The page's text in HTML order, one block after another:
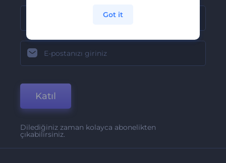
Katıl
Dilediğiniz zaman kolayca abonelikten
çıkabilirsiniz.
Got it